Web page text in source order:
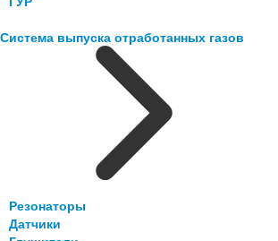
Система выпуска отработанных газов
Резонаторы
Датчики